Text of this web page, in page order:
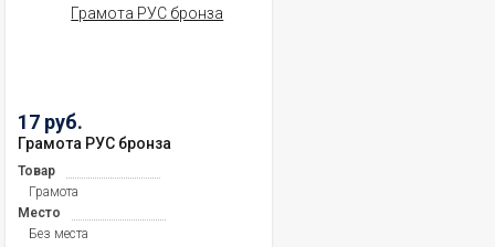
17 руб.
Грамота РУС бронза
Товар
Грамота
Место
Без места